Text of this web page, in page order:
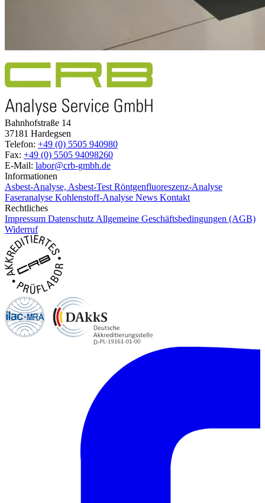
Bahnhofstraße 14
37181 Hardegsen
Telefon: +49 (0) 5505 940980
Fax: +49 (0) 5505 94098260
E-Mail: labor@crb-gmbh.de
Informationen
Asbest-Analyse, Asbest-TestRöntgenfluoreszenz-Analyse
Faseranalyse Kohlenstoff-Analyse News Kontakt
Rechtliches
Impressum DatenschutzAllgemeine Geschäftsbedingungen (AGB)
Widerruf